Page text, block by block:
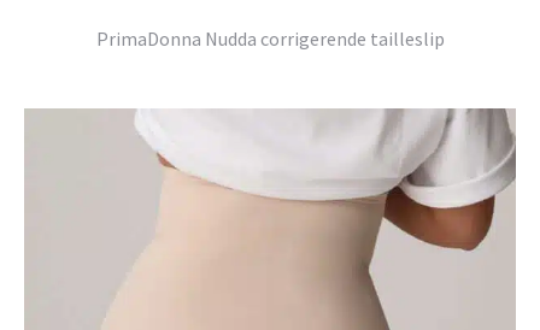
PrimaDonna Nudda corrigerende tailleslip